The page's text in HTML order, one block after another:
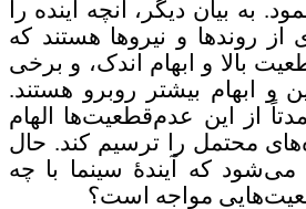
به بیان دیگر، آنچه آینده را
روندها و نیروها هستند که
بالا و ابهام اندک، و برخی
و ابهام بیشتر روبرو هستند.
از این عدم‌قطعیت‌ها الهام
محتمل را ترسیم کند. حال
که آیندۀ سینما با چه
مواجه است؟